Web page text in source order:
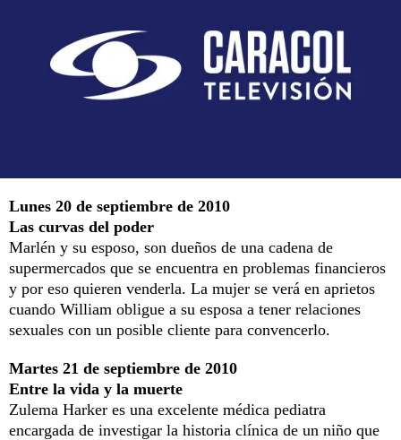
Lunes 20 de septiembre de 2010
Las curvas del poder
Marlén y su esposo, son dueños de una cadena de
supermercados que se encuentra en problemas financieros
y por eso quieren venderla. La mujer se verá en aprietos
cuando William obligue a su esposa a tener relaciones
sexuales con un posible cliente para convencerlo.
Martes 21 de septiembre de 2010
Entre la vida y la muerte
Zulema Harker es una excelente médica pediatra
encargada de investigar la historia clínica de un niño que